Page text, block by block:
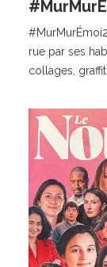
rue par ses
collages,